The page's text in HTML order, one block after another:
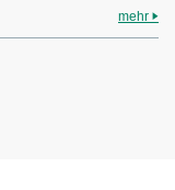
mehr